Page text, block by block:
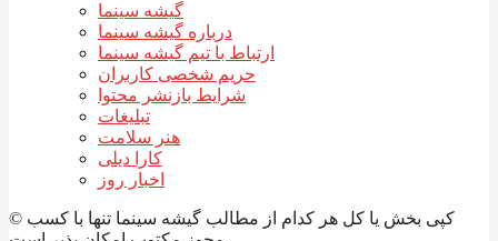
گیشه سینما
درباره گیشه سینما
ارتباط با تیم گیشه سینما
حریم شخصی کاربران
شرایط بازنشر محتوا
تبلیغات
هنر سلامت
کارا دیلی
اخبار روز
© کپی بخش یا کل هر کدام از مطالب گیشه سینما تنها با کسب